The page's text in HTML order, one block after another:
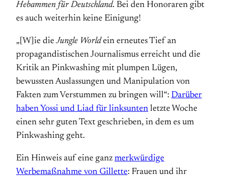
Hebammen für Deutsch­land. Bei den Honoraren gibt
es auch weiterhin keine Einigung!
„[W]ie dieJungle Worldein erneutes Tief an
propagandistischen Journalismus erreicht und die
Kritik an Pinkwashing mit plumpen Lügen,
bewussten Auslassungen und Manipulation von
Fakten zum Verstummen zu bringen will“: Darüber
haben Yossi und Liad für linksunten letzte Woche
einen sehr guten Text geschrieben, in dem es um
Pinkwashing geht.
Ein Hinweis auf eine ganz merkwürdige
Werbemaßnahme von Gillette: Frauen und ihr